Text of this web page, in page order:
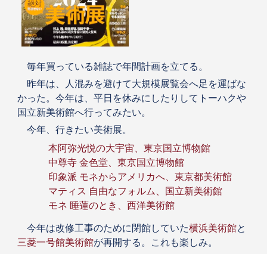
毎年買っている雑誌で年間計画を立てる。
昨年は、人混みを避けて大規模展覧会へ足を運ばな
かった。今年は、平日を休みにしたりしてトーハクや
国立新美術館へ行ってみたい。
今年、行きたい美術展。
本阿弥光悦の大宇宙、東京国立博物館
中尊寺 金色堂、東京国立博物館
印象派 モネからアメリカへ、東京都美術館
マティス 自由なフォルム、国立新美術館
モネ 睡蓮のとき、西洋美術館
今年は改修工事のために閉館していた横浜美術館と
三菱一号館美術館が再開する。これも楽しみ。